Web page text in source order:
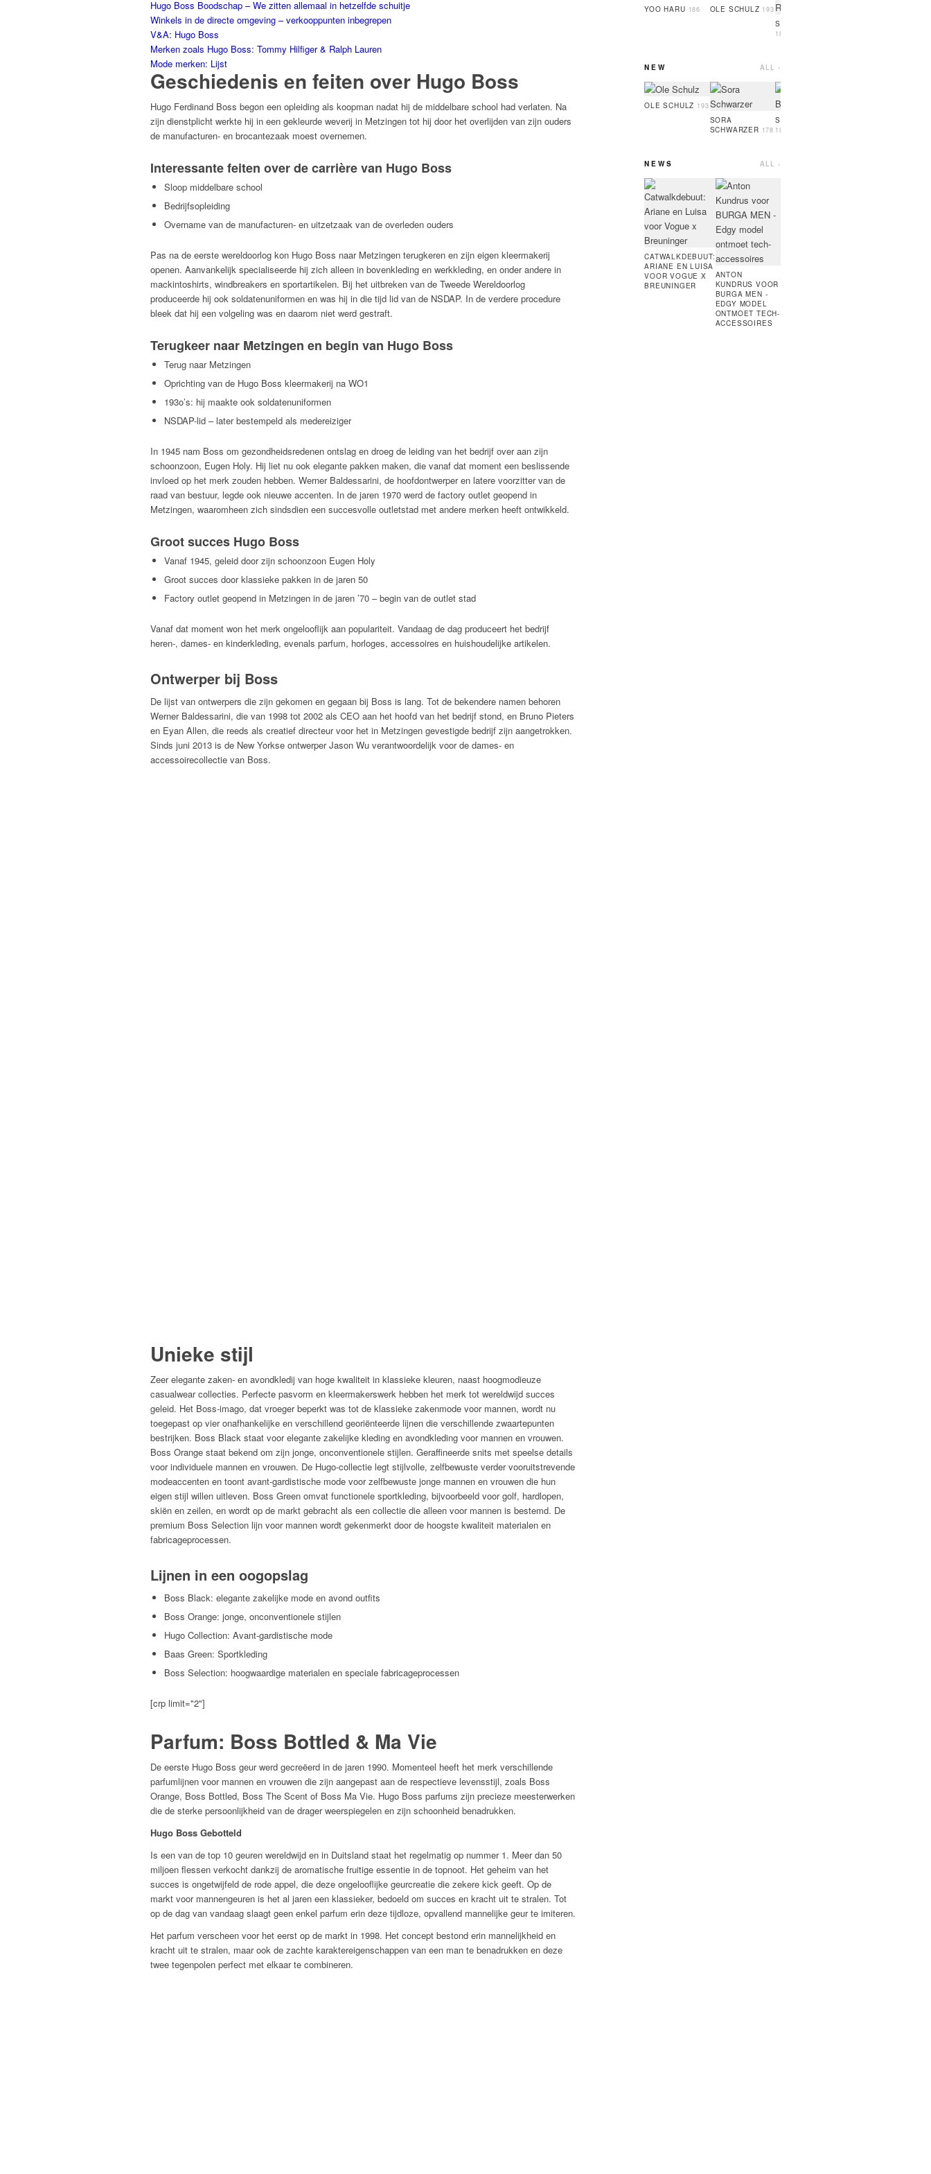
Hugo Boss Boodschap – We zitten allemaal in hetzelfde schuitje
Winkels in de directe omgeving – verkooppunten inbegrepen
V&A: Hugo Boss
Merken zoals Hugo Boss: Tommy Hilfiger & Ralph Lauren
Mode merken: Lijst
Geschiedenis en feiten over Hugo Boss
Hugo Ferdinand Boss begon een opleiding als koopman nadat hij de middelbare school had verlaten. Na
zijn dienstplicht werkte hij in een gekleurde weverij in Metzingen tot hij door het overlijden van zijn ouders
de manufacturen- en brocantezaak moest overnemen.
Interessante feiten over de carrière van Hugo Boss
Sloop middelbare school
Bedrijfsopleiding
Overname van de manufacturen- en uitzetzaak van de overleden ouders
Pas na de eerste wereldoorlog kon Hugo Boss naar Metzingen terugkeren en zijn eigen kleermakerij
openen. Aanvankelijk specialiseerde hij zich alleen in bovenkleding en werkkleding, en onder andere in
mackintoshirts, windbreakers en sportartikelen. Bij het uitbreken van de Tweede Wereldoorlog
produceerde hij ook soldatenuniformen en was hij in die tijd lid van de NSDAP. In de verdere procedure
bleek dat hij een volgeling was en daarom niet werd gestraft.
Terugkeer naar Metzingen en begin van Hugo Boss
Terug naar Metzingen
Oprichting van de Hugo Boss kleermakerij na WO1
193o’s: hij maakte ook soldatenuniformen
NSDAP-lid – later bestempeld als medereiziger
In 1945 nam Boss om gezondheidsredenen ontslag en droeg de leiding van het bedrijf over aan zijn
schoonzoon, Eugen Holy. Hij liet nu ook elegante pakken maken, die vanaf dat moment een beslissende
invloed op het merk zouden hebben. Werner Baldessarini, de hoofdontwerper en latere voorzitter van de
raad van bestuur, legde ook nieuwe accenten. In de jaren 1970 werd de factory outlet geopend in
Metzingen, waaromheen zich sindsdien een succesvolle outletstad met andere merken heeft ontwikkeld.
Groot succes Hugo Boss
Vanaf 1945, geleid door zijn schoonzoon Eugen Holy
Groot succes door klassieke pakken in de jaren 50
Factory outlet geopend in Metzingen in de jaren ’70 – begin van de outlet stad
Vanaf dat moment won het merk ongelooflijk aan populariteit. Vandaag de dag produceert het bedrijf
heren-, dames- en kinderkleding, evenals parfum, horloges, accessoires en huishoudelijke artikelen.
Ontwerper bij Boss
De lijst van ontwerpers die zijn gekomen en gegaan bij Boss is lang. Tot de bekendere namen behoren
Werner Baldessarini, die van 1998 tot 2002 als CEO aan het hoofd van het bedrijf stond, en Bruno Pieters
en Eyan Allen, die reeds als creatief directeur voor het in Metzingen gevestigde bedrijf zijn aangetrokken.
Sinds juni 2013 is de New Yorkse ontwerper Jason Wu verantwoordelijk voor de dames- en
accessoirecollectie van Boss.
Unieke stijl
Zeer elegante zaken- en avondkledij van hoge kwaliteit in klassieke kleuren, naast hoogmodieuze
casualwear collecties. Perfecte pasvorm en kleermakerswerk hebben het merk tot wereldwijd succes
geleid. Het Boss-imago, dat vroeger beperkt was tot de klassieke zakenmode voor mannen, wordt nu
toegepast op vier onafhankelijke en verschillend georiënteerde lijnen die verschillende zwaartepunten
bestrijken. Boss Black staat voor elegante zakelijke kleding en avondkleding voor mannen en vrouwen.
Boss Orange staat bekend om zijn jonge, onconventionele stijlen. Geraffineerde snits met speelse details
voor individuele mannen en vrouwen. De Hugo-collectie legt stijlvolle, zelfbewuste verder vooruitstrevende
modeaccenten en toont avant-gardistische mode voor zelfbewuste jonge mannen en vrouwen die hun
eigen stijl willen uitleven. Boss Green omvat functionele sportkleding, bijvoorbeeld voor golf, hardlopen,
skiën en zeilen, en wordt op de markt gebracht als een collectie die alleen voor mannen is bestemd. De
premium Boss Selection lijn voor mannen wordt gekenmerkt door de hoogste kwaliteit materialen en
fabricageprocessen.
Lijnen in een oogopslag
Boss Black: elegante zakelijke mode en avond outfits
Boss Orange: jonge, onconventionele stijlen
Hugo Collection: Avant-gardistische mode
Baas Green: Sportkleding
Boss Selection: hoogwaardige materialen en speciale fabricageprocessen
[crp limit="2"]
Parfum: Boss Bottled & Ma Vie
De eerste Hugo Boss geur werd gecreëerd in de jaren 1990. Momenteel heeft het merk verschillende
parfumlijnen voor mannen en vrouwen die zijn aangepast aan de respectieve levensstijl, zoals Boss
Orange, Boss Bottled, Boss The Scent of Boss Ma Vie. Hugo Boss parfums zijn precieze meesterwerken
die de sterke persoonlijkheid van de drager weerspiegelen en zijn schoonheid benadrukken.
Hugo Boss Gebotteld
Is een van de top 10 geuren wereldwijd en in Duitsland staat het regelmatig op nummer 1. Meer dan 50
miljoen flessen verkocht dankzij de aromatische fruitige essentie in de topnoot. Het geheim van het
succes is ongetwijfeld de rode appel, die deze ongelooflijke geurcreatie die zekere kick geeft. Op de
markt voor mannengeuren is het al jaren een klassieker, bedoeld om succes en kracht uit te stralen. Tot
op de dag van vandaag slaagt geen enkel parfum erin deze tijdloze, opvallend mannelijke geur te imiteren.
Het parfum verscheen voor het eerst op de markt in 1998. Het concept bestond erin mannelijkheid en
kracht uit te stralen, maar ook de zachte karaktereigenschappen van een man te benadrukken en deze
twee tegenpolen perfect met elkaar te combineren.
YOO HARU 186 OLE SCHULZ 193
SIMON RAMBO
188
NEW ALL ›
OLE SCHULZ 193
SORA
SCHWARZER 178
SOPHIA BRANDL
181
NEWS ALL ›
CATWALKDEBUUT:
ARIANE EN LUISA
VOOR VOGUE X
BREUNINGER
ANTON
KUNDRUS VOOR
BURGA MEN -
EDGY MODEL
ONTMOET TECH-
ACCESSOIRES